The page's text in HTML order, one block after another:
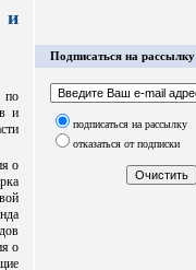
и
по
и
о
о
Подписаться на рассылку
подписаться на рассылку
отказаться от подписки